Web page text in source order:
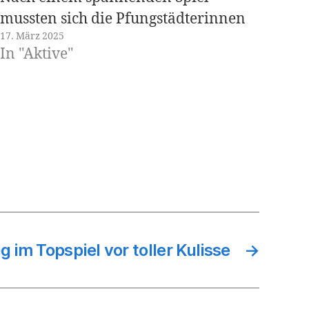
mussten sich die Pfungstädterinnen
mit einer knappen 27:30 (13:13)
Niederlage geschlagen geben. Mit
17. März 2025
In "Aktive"
→
im Topspiel vor toller Kulisse